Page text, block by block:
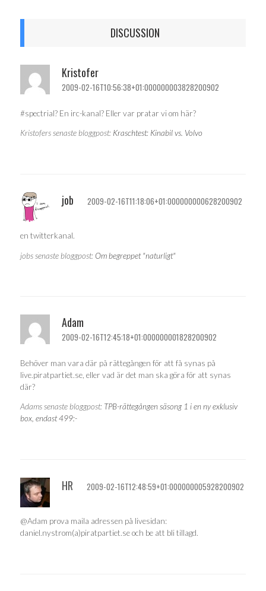
DISCUSSION
Kristofer
2009-02-16T10:56:38+01:000000003828200902
#spectrial? En irc-kanal? Eller var pratar vi om här?
Kristofers senaste bloggpost: Kraschtest: Kinabil vs. Volvo
job 2009-02-16T11:18:06+01:000000000628200902
en twitterkanal.
jobs senaste bloggpost: Om begreppet "naturligt"
Adam
2009-02-16T12:45:18+01:000000001828200902
Behöver man vara där på rättegången för att få synas på
live.piratpartiet.se, eller vad är det man ska göra för att synas
där?
Adams senaste bloggpost: TPB-rättegången säsong 1 i en ny exklusiv
box, endast 499:-
HR 2009-02-16T12:48:59+01:000000005928200902
@Adam prova maila adressen på livesidan:
daniel.nystrom(a)piratpartiet.se och be att bli tillagd.